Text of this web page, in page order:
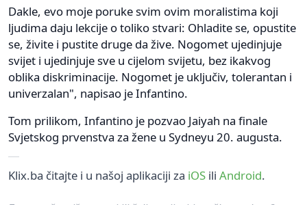
Dakle, evo moje poruke svim ovim moralistima koji
ljudima daju lekcije o toliko stvari: Ohladite se, opustite
se, živite i pustite druge da žive. Nogomet ujedinjuje
svijet i ujedinjuje sve u cijelom svijetu, bez ikakvog
oblika diskriminacije. Nogomet je uključiv, tolerantan i
univerzalan", napisao je Infantino.
Tom prilikom, Infantino je pozvao Jaiyah na finale
Svjetskog prvenstva za žene u Sydneyu 20. augusta.
Klix.ba čitajte i u našoj aplikaciji za iOS ili Android.